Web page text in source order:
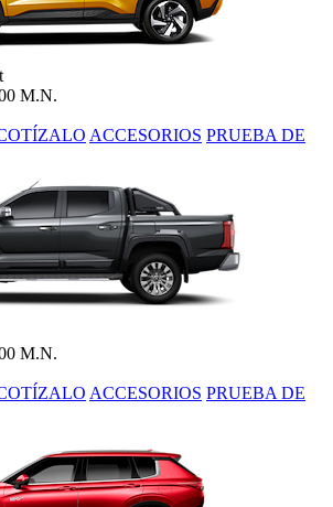
M.N.
ACCESORIOS PRUEBA DE
M.N.
ACCESORIOS PRUEBA DE